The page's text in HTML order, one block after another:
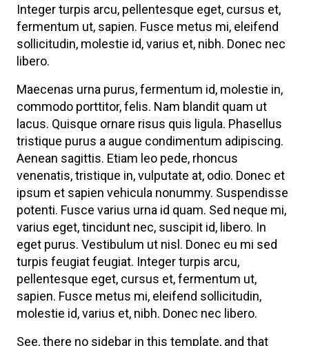
Integer turpis arcu, pellentesque eget, cursus et,
fermentum ut, sapien. Fusce metus mi, eleifend
sollicitudin, molestie id, varius et, nibh. Donec nec
libero.
Maecenas urna purus, fermentum id, molestie in,
commodo porttitor, felis. Nam blandit quam ut
lacus. Quisque ornare risus quis ligula. Phasellus
tristique purus a augue condimentum adipiscing.
Aenean sagittis. Etiam leo pede, rhoncus
venenatis, tristique in, vulputate at, odio. Donec et
ipsum et sapien vehicula nonummy. Suspendisse
potenti. Fusce varius urna id quam. Sed neque mi,
varius eget, tincidunt nec, suscipit id, libero. In
eget purus. Vestibulum ut nisl. Donec eu mi sed
turpis feugiat feugiat. Integer turpis arcu,
pellentesque eget, cursus et, fermentum ut,
sapien. Fusce metus mi, eleifend sollicitudin,
molestie id, varius et, nibh. Donec nec libero.
See, there no sidebar in this template, and that